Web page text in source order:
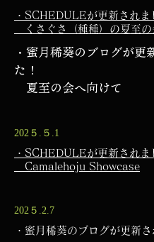
・SCHEDULEが更新されま
くさぐさ（種種）の夏至の
・蜜月稀葵のブログが更
た！​
​ 夏至の会へ向けて
202５.５.1
・SCHEDULEが更新されま
​ Camalehoju Showcase
202５.2.7
・蜜月稀葵のブログが更新さ